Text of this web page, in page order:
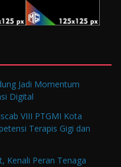
Jadi Momentum
Digital
VIII PTGMI Kota
Terapis Gigi dan
Kenali Peran Tenaga